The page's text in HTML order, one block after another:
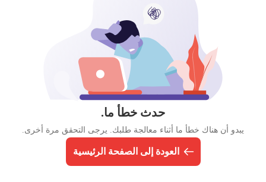
حدث خطأ ما.
يبدو أن هناك خطأ ما أثناء معالجة طلبك. يرجى التحقق مرة أخرى.
العودة إلى الصفحة الرئيسية